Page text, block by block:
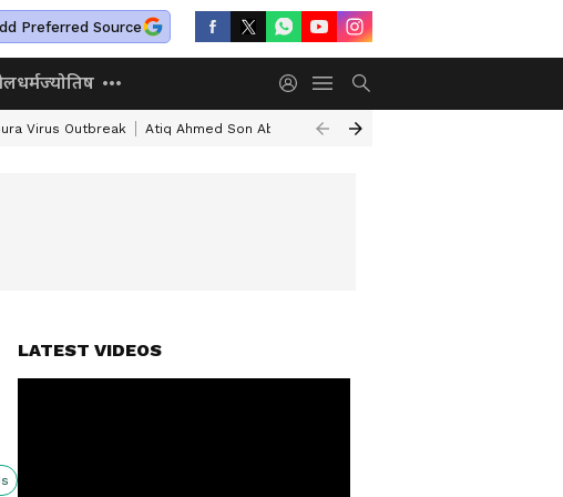
Preferred Source
धर्मज्योतिष
Virus Outbreak Atiq Ahmed Son Aban Ahmed Death
LATEST VIDEOS